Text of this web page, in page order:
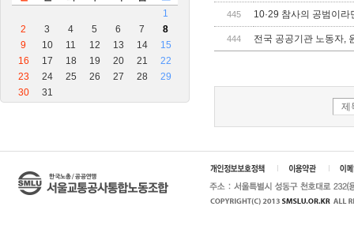
445 10·29 참사의 공범이
444 전국 공공기관 노동자,
제